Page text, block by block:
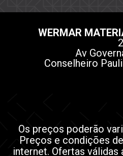
WERMAR
Av
Conselheiro
Os preços poderão
Preços e condições
internet. Ofertas